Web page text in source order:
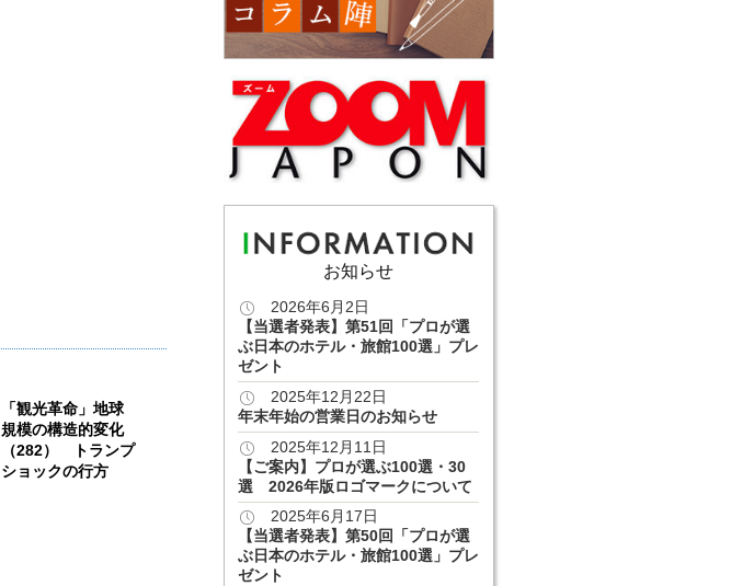
「観光革命」地球
規模の構造的変化
（282） トランプ
ショックの行方
お知らせ
2026年6月2日
【当選者発表】第51回「プロが選
ぶ日本のホテル・旅館100選」プレ
ゼント
2025年12月22日
年末年始の営業日のお知らせ
2025年12月11日
【ご案内】プロが選ぶ100選・30
選 2026年版ロゴマークについて
2025年6月17日
【当選者発表】第50回「プロが選
ぶ日本のホテル・旅館100選」プレ
ゼント